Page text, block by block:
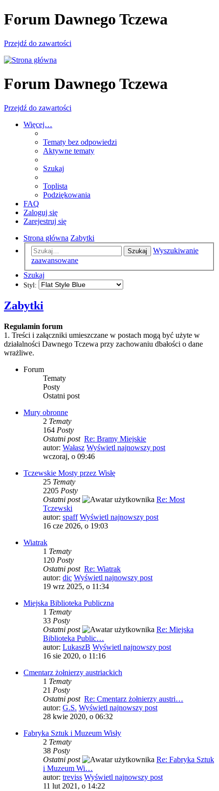
Forum Dawnego Tczewa
Przejdź do zawartości
Forum Dawnego Tczewa
Przejdź do zawartości
Więcej…
Tematy bez odpowiedzi
Aktywne tematy
Szukaj
Toplista
Podziękowania
FAQ
Zaloguj się
Zarejestruj się
Strona główna Zabytki
Szukaj
Wyszukiwanie
zaawansowane
Szukaj
Styl:
Zabytki
Regulamin forum
1. Treści i załączniki umieszczane w postach mogą być użyte w
działalności Dawnego Tczewa przy zachowaniu dbałości o dane
wrażliwe.
Forum
Tematy
Posty
Ostatni post
Mury obronne
2 Tematy
164 Posty
Ostatni post Re: Bramy Miejskie
autor: Wałasz Wyświetl najnowszy post
wczoraj, o 09:46
Tczewskie Mosty przez Wisłę
25 Tematy
2205 Posty
Ostatni post
Re: Most
Tczewski
autor: spaff Wyświetl najnowszy post
16 cze 2026, o 19:03
Wiatrak
1 Tematy
120 Posty
Ostatni post Re: Wiatrak
autor: dic Wyświetl najnowszy post
19 wrz 2025, o 11:34
Miejska Biblioteka Publiczna
1 Tematy
33 Posty
Ostatni post
Re: Miejska
Biblioteka Public…
autor: LukaszB Wyświetl najnowszy post
16 sie 2020, o 11:16
Cmentarz żołnierzy austriackich
1 Tematy
21 Posty
Ostatni post Re: Cmentarz żołnierzy austri…
autor: G.S. Wyświetl najnowszy post
28 kwie 2020, o 06:32
Fabryka Sztuk i Muzeum Wisły
2 Tematy
38 Posty
Ostatni post
Re: Fabryka Sztuk
i Muzeum Wi…
autor: treviss Wyświetl najnowszy post
11 lut 2021, o 14:22